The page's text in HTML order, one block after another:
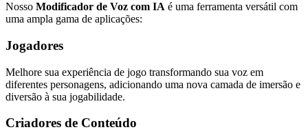
Nosso Modificador de Voz com IA é uma ferramenta versátil com
uma ampla gama de aplicações:
Jogadores
Melhore sua experiência de jogo transformando sua voz em
diferentes personagens, adicionando uma nova camada de imersão e
diversão à sua jogabilidade.
Criadores de Conteúdo